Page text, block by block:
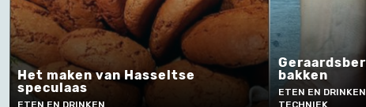
Het maken van Hasseltse
speculaas
ETEN EN DRINKEN
bakken
ETEN EN
TECHNIEK